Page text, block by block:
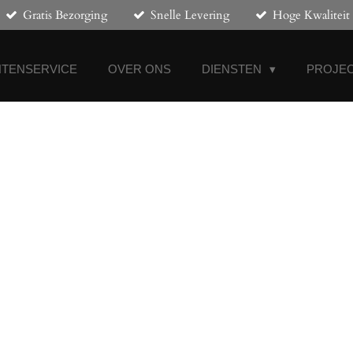
Gratis Bezorging Snelle Levering Hoge Kwaliteit
OVER ONS DIENSTEN